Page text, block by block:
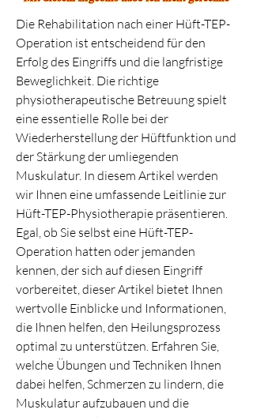
Die Rehabilitation nach einer Hüft-TEP-
Operation ist entscheidend für den
Erfolg des Eingriffs und die langfristige
Beweglichkeit. Die richtige
physiotherapeutische Betreuung spielt
eine essentielle Rolle bei der
Wiederherstellung der Hüftfunktion und
der Stärkung der umliegenden
Muskulatur. In diesem Artikel werden
wir Ihnen eine umfassende Leitlinie zur
Hüft-TEP-Physiotherapie präsentieren.
Egal, ob Sie selbst eine Hüft-TEP-
Operation hatten oder jemanden
kennen, der sich auf diesen Eingriff
vorbereitet, dieser Artikel bietet Ihnen
wertvolle Einblicke und Informationen,
die Ihnen helfen, den Heilungsprozess
optimal zu unterstützen. Erfahren Sie,
welche Übungen und Techniken Ihnen
dabei helfen, Schmerzen zu lindern, die
Muskulatur aufzubauen und die